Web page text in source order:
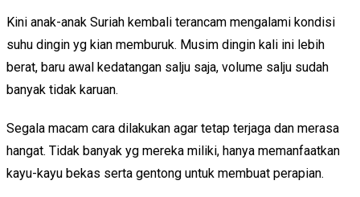
Kini anak-anak Suriah kembali terancam mengalami kondisi
suhu dingin yg kian memburuk. Musim dingin kali ini lebih
berat, baru awal kedatangan salju saja, volume salju sudah
banyak tidak karuan.
Segala macam cara dilakukan agar tetap terjaga dan merasa
hangat. Tidak banyak yg mereka miliki, hanya memanfaatkan
kayu-kayu bekas serta gentong untuk membuat perapian.